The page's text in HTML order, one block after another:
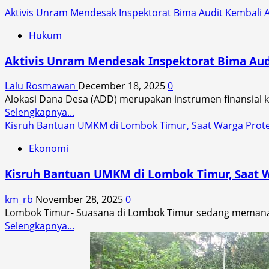
Aktivis Unram Mendesak Inspektorat Bima Audit Kembali
Hukum
Aktivis Unram Mendesak Inspektorat Bima
Lalu Rosmawan December 18, 20250
Alokasi Dana Desa (ADD) merupakan instrumen finansial
Selengkapnya...
more
Mendesak
Bima
Audit
Kembali
ADD
Desa
Kisruh Bantuan UMKM di Lombok Timur, Saat Warga
Ekonomi
Kisruh Bantuan UMKM di Lombok Timur, Saat
km_rb November 28, 20250
Lombok Timur- Suasana di Lombok Timur sedang
Selengkapnya...
more
about
Kisruh